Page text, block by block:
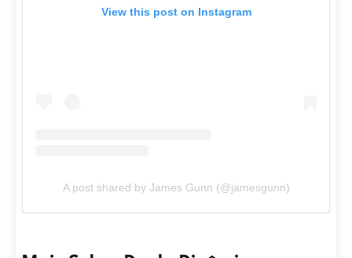
View this post on Instagram
A post shared by James Gunn (@jamesgunn)